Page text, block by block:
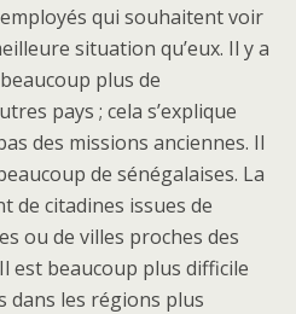
qui souhaitent voir
situation qu’eux. Il y a
plus de
pays ; cela s’explique
des missions anciennes. Il
de sénégalaises. La
de citadines issues de
ou de villes proches des
est beaucoup plus difficile
dans les régions plus